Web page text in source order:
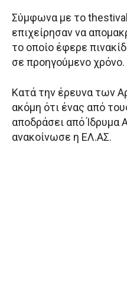
Σύμφωνα με το
επιχείρησαν να
το οποίο έφερε
σε προηγούμενο χρόνο.
Κατά την έρευνα των
ακόμη ότι ένας από
αποδράσει από
ανακοίνωσε η ΕΛ.ΑΣ.